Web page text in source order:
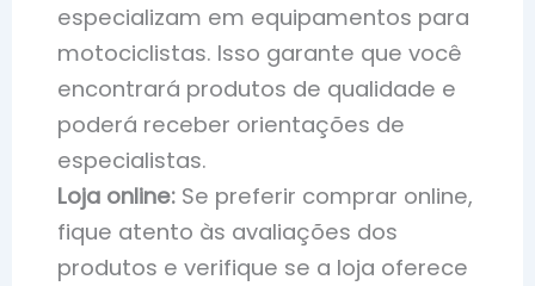
especializam em equipamentos para
motociclistas. Isso garante que você
encontrará produtos de qualidade e
poderá receber orientações de
especialistas.
Loja online: Se preferir comprar online,
fique atento às avaliações dos
produtos e verifique se a loja oferece